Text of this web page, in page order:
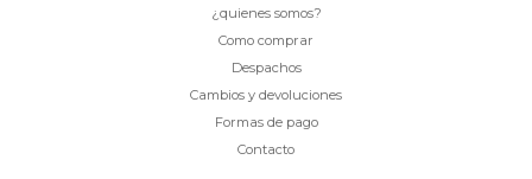
¿quienes somos?
Como comprar
Despachos
Cambios y devoluciones
Formas de pago
Contacto